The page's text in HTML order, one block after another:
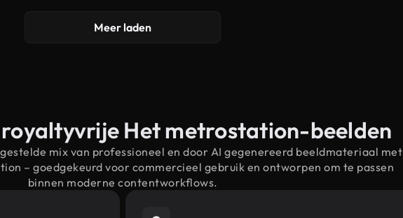
Meer laden
Het metrostation-beelden
mix van professioneel en door AI gegenereerd beeldmateriaal met
– goedgekeurd voor commercieel gebruik en ontworpen om te passen
binnen moderne contentworkflows.